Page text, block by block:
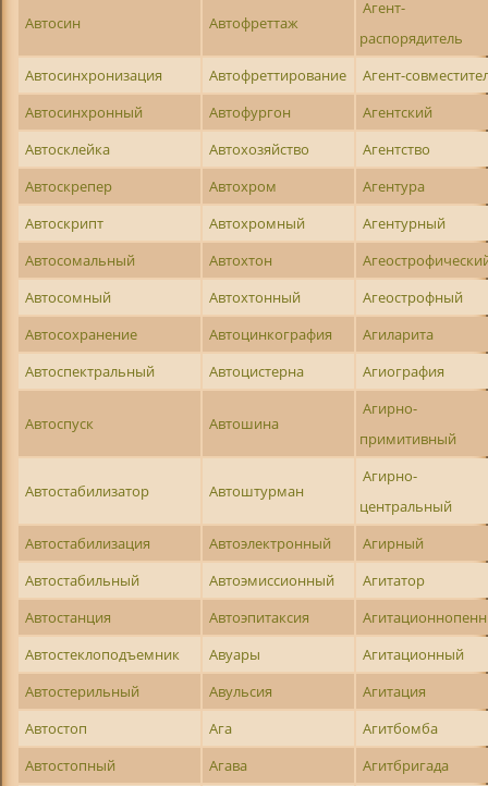
Автосин Автофреттаж
Агент-
распорядитель
Автосинхронизация
Автофреттирование
Агент-
Автосинхронный
Автофургон
Агентский
Автосклейка
Автохозяйство
Агентство
Автоскрепер
Автохром
Агентура
Автоскрипт
Автохромный
Агентурный
Автосомальный
Автохтон
Автосомный
Автохтонный
Агеострофный
Автосохранение
Автоцинкография
Агиларита
Автоспектральный
Автоцистерна Агиография
Автоспуск Автошина
Агирно-
примитивный
Автостабилизатор Автоштурман
Агирно-
центральный
Автостабилизация
Автоэлектронный
Агирный
Автостабильный
Автоэмиссионный
Агитатор
Автостанция
Автоэпитаксия
Автостеклоподъемник
Авуары
Агитационный
Автостерильный
Авульсия
Агитация
Автостоп
Ага
Агитбомба
Автостопный
Агава
Агитбригада